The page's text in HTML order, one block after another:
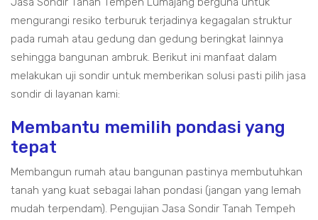
mengurangi resiko terburuk terjadinya kegagalan struktur
pada rumah atau gedung dan gedung beringkat lainnya
sehingga bangunan ambruk. Berikut ini manfaat dalam
melakukan uji sondir untuk memberikan solusi pasti pilih jasa
sondir di layanan kami:
Membantu memilih pondasi yang
tepat
Membangun rumah atau bangunan pastinya membutuhkan
tanah yang kuat sebagai lahan pondasi (jangan yang lemah
mudah terpendam). Pengujian Jasa Sondir Tanah Tempeh